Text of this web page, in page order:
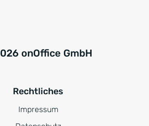
onOffice GmbH
Rechtliches
Impressum